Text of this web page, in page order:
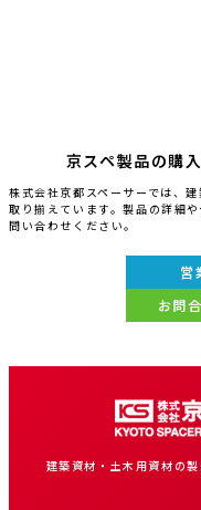
京スペ製品の購
株式会社京都スペーサーでは、
取り揃えています。製品の詳細
問い合わせください。
営
お問
建築資材・土木用資材の